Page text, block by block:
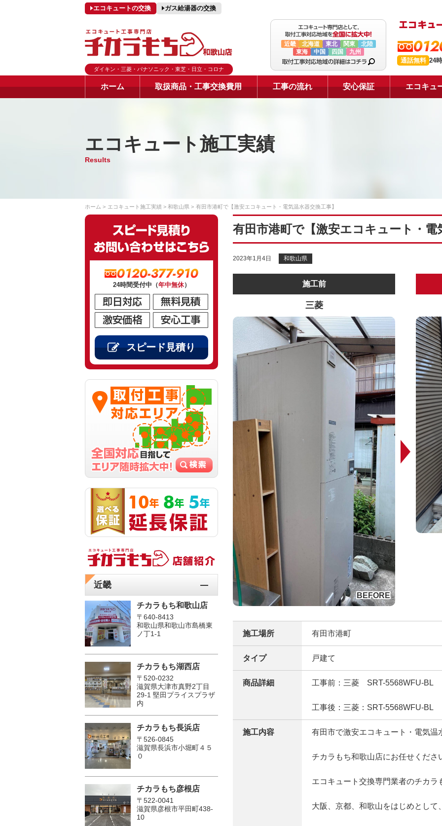
エコキュートの交換 ガス給湯器の交換
ダイキン・三菱・パナソニック・東芝・日立・コロナ
近畿 北海道 東北 関東
北陸
東海
中国 四国 九州
通話無料 24
ホーム 取扱商品・工事交換費用 工事の流れ 安心保証 エコキュ
エコキュート施工実績
Results
ホーム エコキュート施工実績 和歌山県 有田市港町で【激安エコキュート・電気温水器交換工事】
有田市港町で【激安エコキュート・電
2023年1月4日 和歌山県
施工前
三菱
施工場所 有田市港町
タイプ 戸建て
商品詳細 工事前：三菱 SRT-5568WFU-BL
工事後：三菱：SRT-5568WFU-BL
施工内容 有田市で激安エコキュート・電気温
チカラもち和歌山店にお任せくださ
エコキュート交換専門業者のチカラ
大阪、京都、和歌山をはじめとして、
0120-377-910
24時間受付中（年中無休）
スピード見積り
近畿
チカラもち和歌山店
〒640-8413
和歌山県和歌山市島橋東
ノ丁1-1
チカラもち湖西店
〒520-0232
滋賀県大津市真野2丁目
29-1 堅田プライスプラザ
内
チカラもち長浜店
〒526-0845
滋賀県長浜市小堀町４５
０
チカラもち彦根店
〒522-0041
滋賀県彦根市平田町438-
10